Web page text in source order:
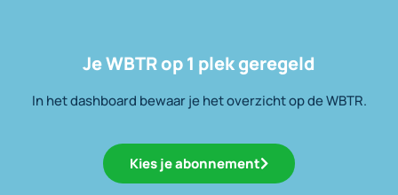
Je WBTR op 1 plek geregeld
In het dashboard bewaar je het overzicht op de WBTR.
Kies je abonnement